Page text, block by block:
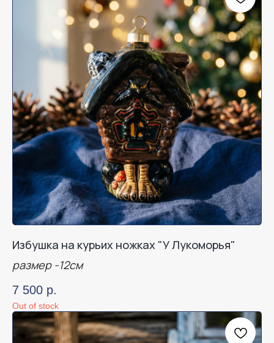
Избушка на курьих ножках "У Лукоморья"
размер -12см
7 500 р.
Out of stock